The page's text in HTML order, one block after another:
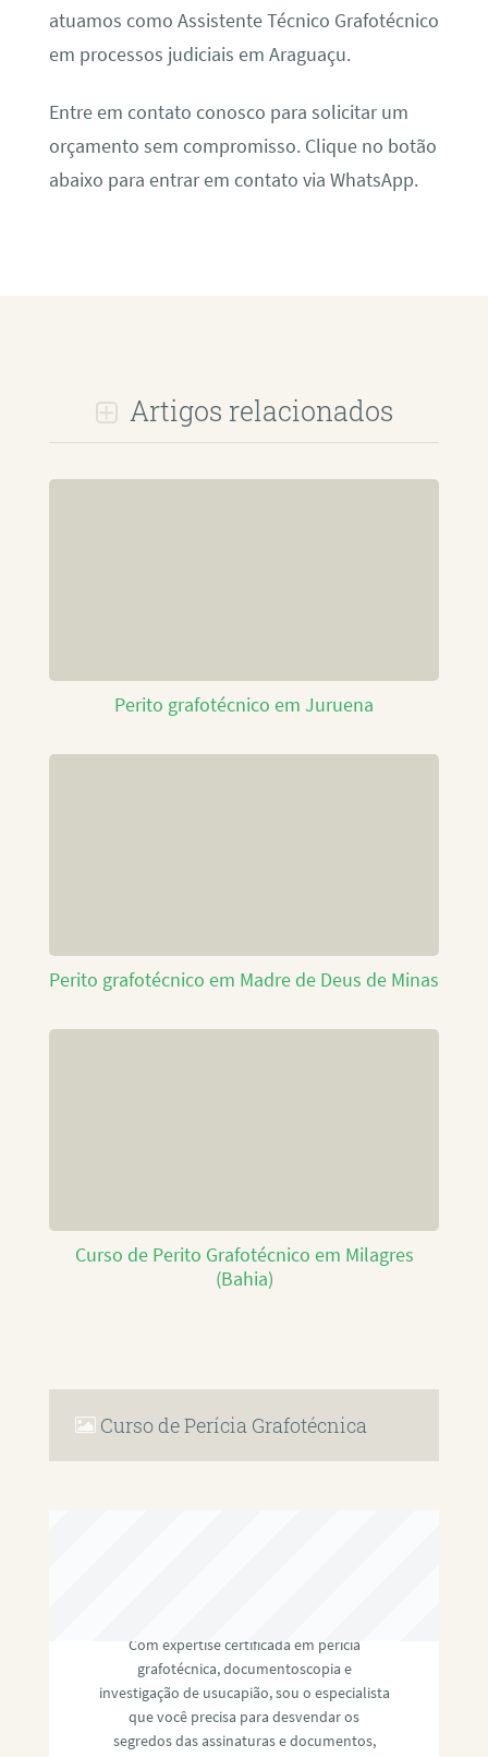
atuamos como Assistente Técnico Grafotécnico
em processos judiciais em Araguaçu.
Entre em contato conosco para solicitar um
orçamento sem compromisso. Clique no botão
abaixo para entrar em contato via WhatsApp.
Artigos relacionados
Perito grafotécnico em Juruena
Perito grafotécnico em Madre de Deus de Minas
Curso de Perito Grafotécnico em Milagres
(Bahia)
Curso de Perícia Grafotécnica
Com expertise certificada em perícia
grafotécnica, documentoscopia e
investigação de usucapião, sou o especialista
que você precisa para desvendar os
segredos das assinaturas e documentos,